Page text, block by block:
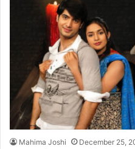
Mahima Joshi December 25,